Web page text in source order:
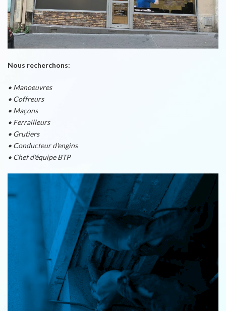
Nous recherchons:
• Manoeuvres
• Coffreurs
• Maçons
• Ferrailleurs
• Grutiers
• Conducteur d'engins
• Chef d'équipe BTP